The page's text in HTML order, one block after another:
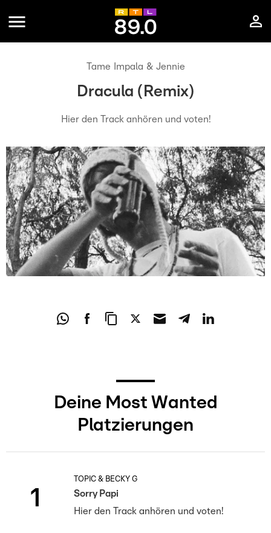
Tame Impala & Jennie
Dracula (Remix)
Hier den Track anhören und voten!
Deine Most Wanted
Platzierungen
1
TOPIC & BECKY G
Sorry Papi
Hier den Track anhören und voten!